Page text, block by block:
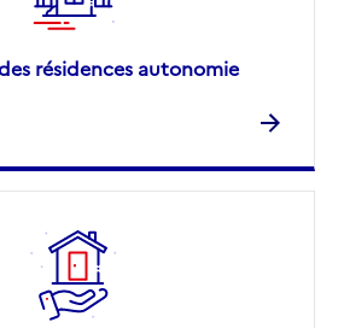
résidences autonomie